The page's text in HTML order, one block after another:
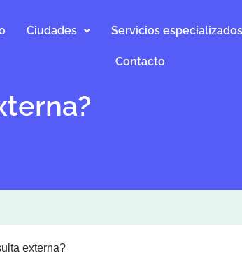
Ciudades Servicios especializados
Contacto
externa?